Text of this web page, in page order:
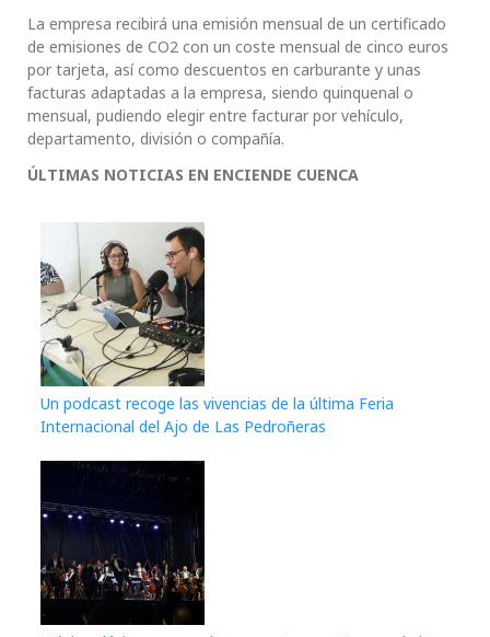
La empresa recibirá una emisión mensual de un certificado
de emisiones de CO2 con un coste mensual de cinco euros
por tarjeta, así como descuentos en carburante y unas
facturas adaptadas a la empresa, siendo quinquenal o
mensual, pudiendo elegir entre facturar por vehículo,
departamento, división o compañía.
ÚLTIMAS NOTICIAS EN ENCIENDE CUENCA
Un podcast recoge las vivencias de la última Feria
Internacional del Ajo de Las Pedroñeras